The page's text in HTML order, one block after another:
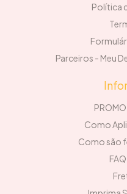
Política
Parceiros - Meu
Como
Como são